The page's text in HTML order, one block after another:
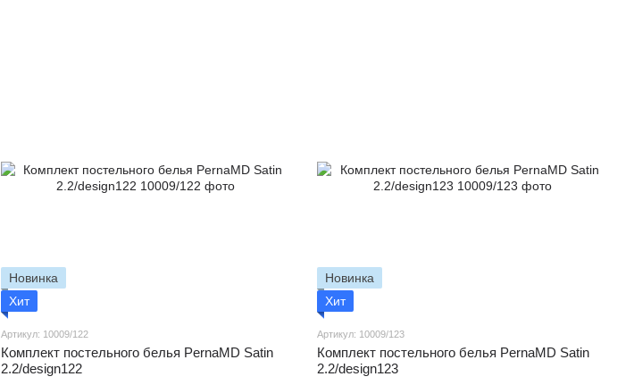
Новинка
Хит
Артикул: 10009/122
Комплект постельного белья PernaMD Satin
2.2/design122
Новинка
Хит
Артикул: 10009/123
Комплект постельного белья PernaMD Satin
2.2/design123